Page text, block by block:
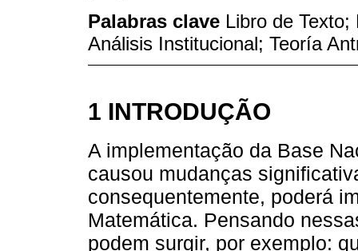
Palabras clave Libro de
Análisis Institucional; Teoría
1 INTRODUÇÃO
A implementação da Base
causou mudanças
consequentemente, poderá
Matemática. Pensando
podem surgir, por exemplo: